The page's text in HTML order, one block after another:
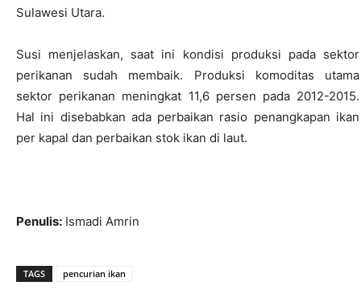
Sulawesi Utara.
Susi menjelaskan, saat ini kondisi produksi pada sektor
perikanan sudah membaik. Produksi komoditas utama
sektor perikanan meningkat 11,6 persen pada 2012-2015.
Hal ini disebabkan ada perbaikan rasio penangkapan ikan
per kapal dan perbaikan stok ikan di laut.
Penulis: Ismadi Amrin
TAGS pencurian ikan